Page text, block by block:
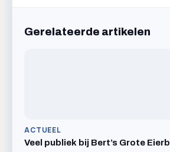
Gerelateerde artikelen
ACTUEEL
Veel publiek bij Bert’s Grote